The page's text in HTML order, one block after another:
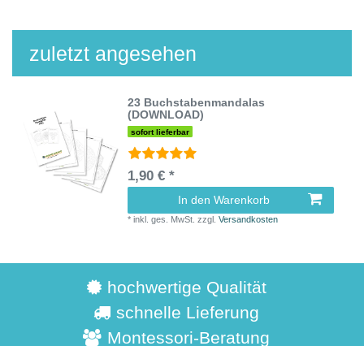
zuletzt angesehen
23 Buchstabenmandalas
(DOWNLOAD)
sofort lieferbar
1,90 € *
In den Warenkorb
*inkl. ges. MwSt. zzgl.Versandkosten
hochwertige Qualität
schnelle Lieferung
Montessori-Beratung